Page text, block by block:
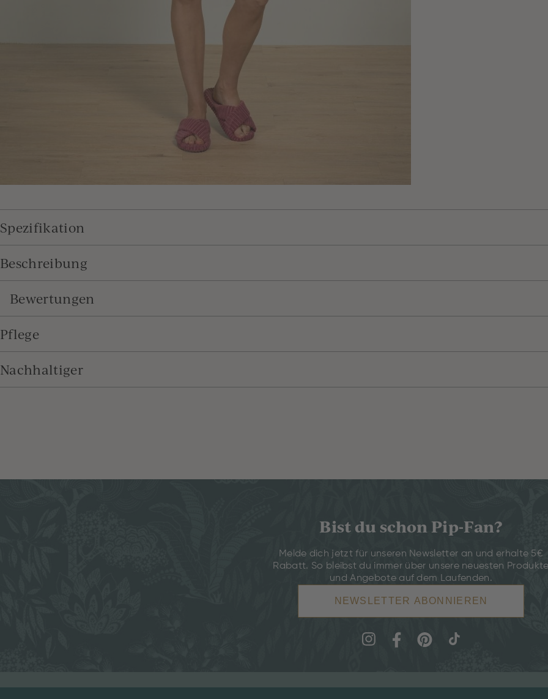
Spezifikation
Beschreibung
Bewertungen
Pflege
Nachhaltiger
Bist du schon Pip-Fan?
Melde dich jetzt für unseren Newsletter an und erhalte 5€
Rabatt. So bleibst du immer über unsere neuesten
und Angebote auf dem Laufenden.
NEWSLETTER ABONNIEREN